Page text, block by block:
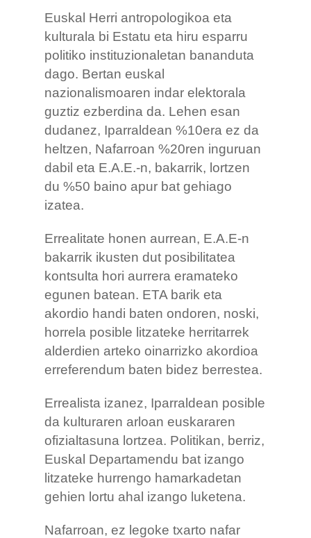
Euskal Herri antropologikoa eta
kulturala bi Estatu eta hiru esparru
politiko instituzionaletan bananduta
dago. Bertan euskal
nazionalismoaren indar elektorala
guztiz ezberdina da. Lehen esan
dudanez, Iparraldean %10era ez da
heltzen, Nafarroan %20ren inguruan
dabil eta E.A.E.-n, bakarrik, lortzen
du %50 baino apur bat gehiago
izatea.
Errealitate honen aurrean, E.A.E-n
bakarrik ikusten dut posibilitatea
kontsulta hori aurrera eramateko
egunen batean. ETA barik eta
akordio handi baten ondoren, noski,
horrela posible litzateke herritarrek
alderdien arteko oinarrizko akordioa
erreferendum baten bidez berrestea.
Errealista izanez, Iparraldean posible
da kulturaren arloan euskararen
ofizialtasuna lortzea. Politikan, berriz,
Euskal Departamendu bat izango
litzateke hurrengo hamarkadetan
gehien lortu ahal izango luketena.
Nafarroan, ez legoke txarto nafar